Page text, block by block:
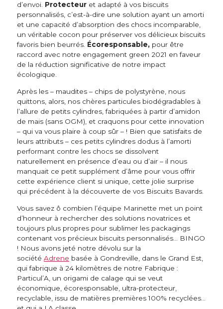
d’envoi. Protecteur et adapté à vos biscuits
personnalisés, c’est-à-dire une solution ayant un amorti
et une capacité d’absorption des chocs incomparable,
un véritable cocon pour préserver vos délicieux biscuits
favoris bien beurrés. Écoresponsable, pour être
raccord avec notre engagement green 2021 en faveur
de la réduction significative de notre impact
écologique.
Après les – maudites – chips de polystyrène, nous
quittons, alors, nos chères particules biodégradables à
l’allure de petits cylindres, fabriquées à partir d’amidon
de mais (sans OGM), et craquons pour cette innovation
– qui va vous plaire à coup sûr – ! Bien que satisfaits de
leurs attributs – ces petits cylindres dodus à l’amorti
performant contre les chocs se dissolvent
naturellement en présence d’eau ou d’air – il nous
manquait ce petit supplément d’âme pour vous offrir
cette expérience client si unique, cette jolie surprise
qui précédent à la découverte de vos Biscuits Bavards.
Vous savez ô combien l’équipe Marinette met un point
d’honneur à rechercher des solutions novatrices et
toujours plus propres pour sublimer les packagings
contenant vos précieux biscuits personnalisés… BINGO
! Nous avons jeté notre dévolu sur la
société Adrene basée à Gondreville, dans le Grand Est,
qui fabrique à 24 kilomètres de notre Fabrique :
Particul’A, un origami de calage qui se veut
économique, écoresponsable, ultra-protecteur,
recyclable, issu de matières premières 100% recyclées…